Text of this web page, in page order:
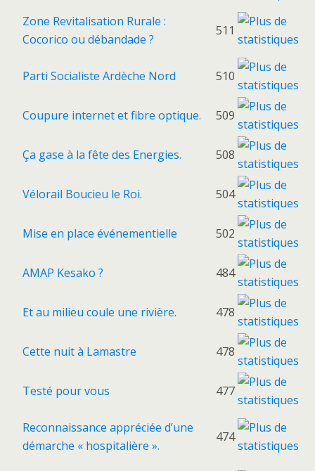
Zone Revitalisation Rurale :
Cocorico ou débandade ?
511
Parti Socialiste Ardèche Nord 510
Coupure internet et fibre optique. 509
Ça gase à la fête des Energies. 508
Vélorail Boucieu le Roi. 504
Mise en place événementielle 502
AMAP Kesako ? 484
Et au milieu coule une rivière. 478
Cette nuit à Lamastre 478
Testé pour vous 477
Reconnaissance appréciée d’une
démarche « hospitalière ».
474